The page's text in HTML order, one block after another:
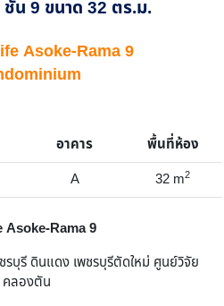
น 9 ขนาด 32 ตร.ม.
Asoke-Rama 9
อาคาร
พื้นที่ห้อง
A 32 m2
Asoke-Rama 9
รบุรี ดินแดง เพชรบุรีตัดใหม่ ศูนย์วิจัย
คลองตัน